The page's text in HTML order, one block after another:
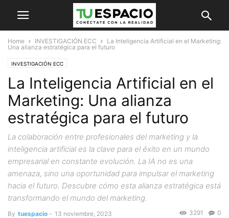
Home INVESTIGACIÓN ECC
La Inteligencia Artificial en el Marketing:
Una alianza estratégica para el futuro
INVESTIGACIÓN ECC
La Inteligencia Artificial en el
Marketing: Una alianza
estratégica para el futuro
La colaboración entre profesionales del marketing y la
inteligencia artificial es la clave para el éxito en un mundo
empresarial en constante evolución. La IA no es una
amenaza, sino una oportunidad para impulsar el marketing
hacia el futuro. Descubre cómo esta alianza estratégica está
transformando el mundo del marketing.
By tuespacio - 13 noviembre, 2023 0
3291